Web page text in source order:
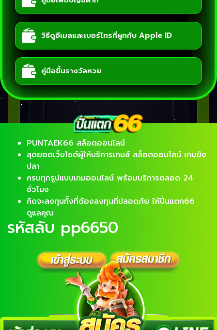
วิธีดูอีเมลและเบอร์โทรที่ผูกกับ Apple ID
คู่มือขึ้นรางวัลหวย
PUNTAEK66 สล็อตออนไลน์
สุดยอดเว็บไซต์ผู้ให้บริการเกมส์ สล็อตออนไลน์ เกมยิง
ปลา
ครบทุกรูปแบบเกมออนไลน์ พร้อมบริการตลอด 24
ชั่วโมง
คิดจะลงทุนทั้งที่ต้องลงทุนที่ปลอดภัย ให้ปั่นแตก66
ดูแลคุณ
รหัสลับ pp6650